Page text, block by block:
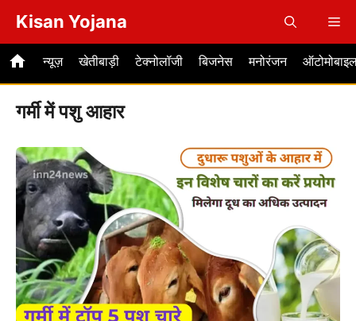
content
Kisan Yojana
न्यूज़ खेतीबाड़ी टेक्नोलॉजी बिजनेस मनोरंजन
गर्मी में पशु आहार